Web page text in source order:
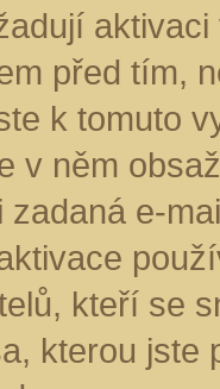
před tím,
k tomuto
v něm
zadaná e-
kteří se
kterou jste